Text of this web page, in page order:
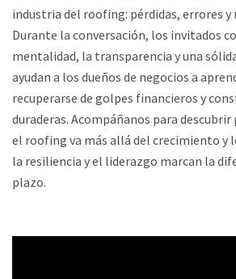
industria del roofing: pérdidas, errores
Durante la conversación, los invitados
mentalidad, la transparencia y una
ayudan a los dueños de negocios a
recuperarse de golpes financieros y
duraderas. Acompáñanos para
el roofing va más allá del crecimiento y
la resiliencia y el liderazgo marcan la
plazo.